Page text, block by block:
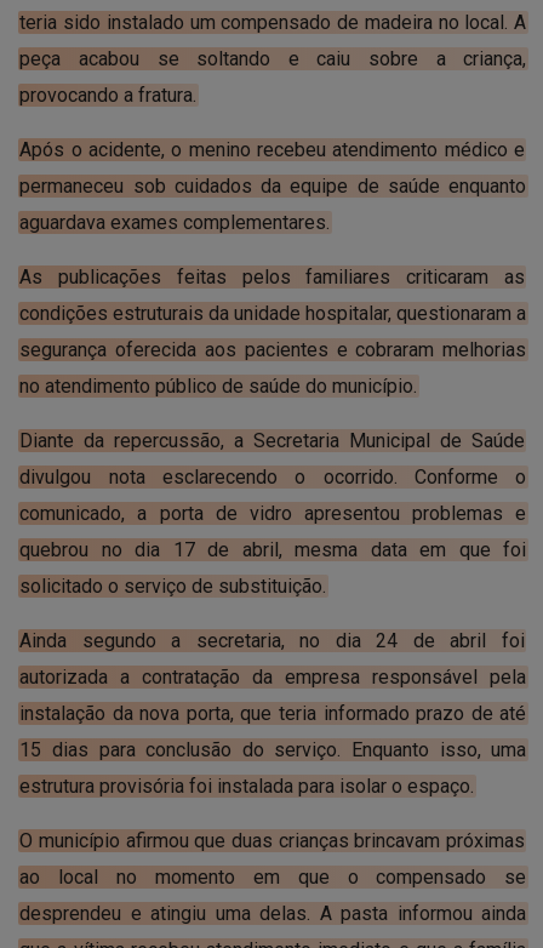
teria sido instalado um compensado de madeira no local. A
peça acabou se soltando e caiu sobre a criança,
provocando a fratura.
Após o acidente, o menino recebeu atendimento médico e
permaneceu sob cuidados da equipe de saúde enquanto
aguardava exames complementares.
As publicações feitas pelos familiares criticaram as
condições estruturais da unidade hospitalar, questionaram a
segurança oferecida aos pacientes e cobraram melhorias
no atendimento público de saúde do município.
Diante da repercussão, a Secretaria Municipal de Saúde
divulgou nota esclarecendo o ocorrido. Conforme o
comunicado, a porta de vidro apresentou problemas e
quebrou no dia 17 de abril, mesma data em que foi
solicitado o serviço de substituição.
Ainda segundo a secretaria, no dia 24 de abril foi
autorizada a contratação da empresa responsável pela
instalação da nova porta, que teria informado prazo de até
15 dias para conclusão do serviço. Enquanto isso, uma
estrutura provisória foi instalada para isolar o espaço.
O município afirmou que duas crianças brincavam próximas
ao local no momento em que o compensado se
desprendeu e atingiu uma delas. A pasta informou ainda